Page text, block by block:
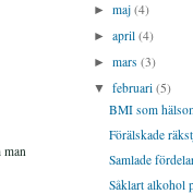
man
► maj (4)
► april (4)
► mars (3)
▼ februari (5)
BMI som
Förälskade
Samlade
Såklart alkohol